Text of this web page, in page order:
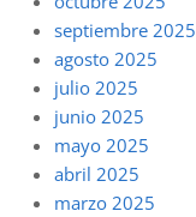
septiembre 2025
agosto 2025
julio 2025
junio 2025
mayo 2025
abril 2025
marzo 2025